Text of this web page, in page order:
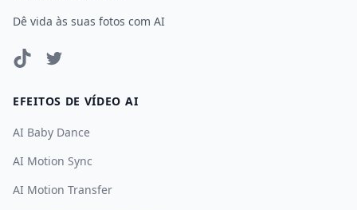
Dê vida às suas fotos com AI
EFEITOS DE VÍDEO AI
AI Baby Dance
AI Motion Sync
AI Motion Transfer